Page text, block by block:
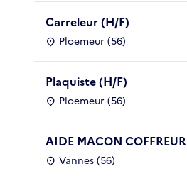
Carreleur (H/F)
Ploemeur (56)
Plaquiste (H/F)
Ploemeur (56)
AIDE MACON COFFREUR
Vannes (56)